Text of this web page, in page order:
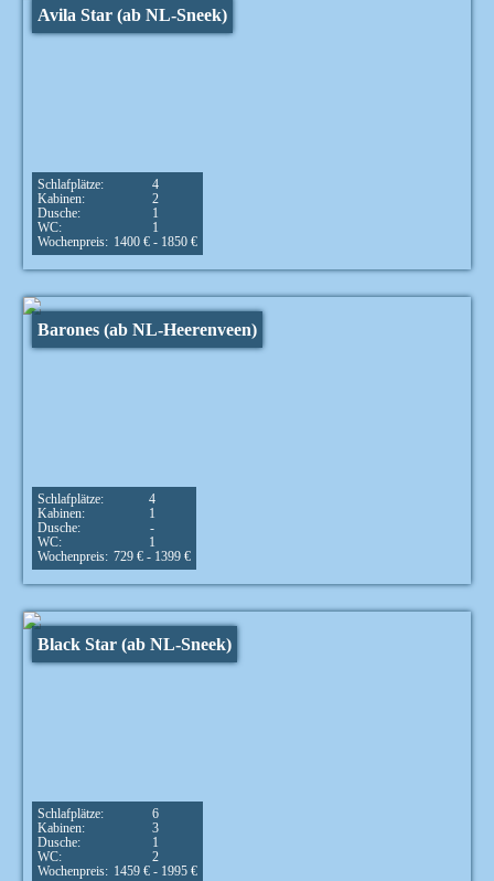
Avila Star (ab NL-Sneek)
Schlafplätze:
4
Kabinen:
2
Dusche:
1
WC:
1
Wochenpreis: 1400 € - 1850 €
Barones (ab NL-Heerenveen)
Schlafplätze:
4
Kabinen:
1
Dusche:
-
WC:
1
Wochenpreis: 729 € - 1399 €
Black Star (ab NL-Sneek)
Schlafplätze:
6
Kabinen:
3
Dusche:
1
WC:
2
Wochenpreis: 1459 € - 1995 €